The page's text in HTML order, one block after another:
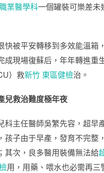
業醫學科一個罐裝可樂差未
快被平安轉移到多效能溫箱
成現場復蘇后，年年轉進重
）救新竹 東區健檢治。
兒救治難度極年夜
科主任醫師吳繁先容，超早
孩子由于早產，發育不完整
其次，良多醫用裝備無法給
用，用藥、喂水也必需再三